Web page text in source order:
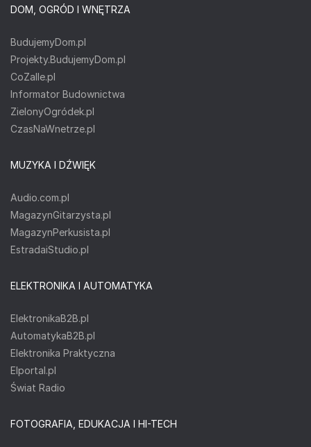
DOM, OGRÓD I WNĘTRZA
BudujemyDom.pl
Projekty.BudujemyDom.pl
CoZaIle.pl
Informator Budownictwa
ZielonyOgródek.pl
CzasNaWnetrze.pl
MUZYKA I DŹWIĘK
Audio.com.pl
MagazynGitarzysta.pl
MagazynPerkusista.pl
EstradaiStudio.pl
ELEKTRONIKA I AUTOMATYKA
ElektronikaB2B.pl
AutomatykaB2B.pl
Elektronika Praktyczna
Elportal.pl
Świat Radio
FOTOGRAFIA, EDUKACJA I HI-TECH